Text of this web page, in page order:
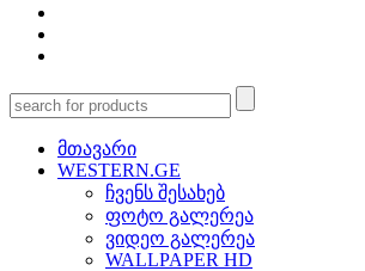
მთავარი
WESTERN.GE
ჩვენს შესახებ
ფოტო გალერეა
ვიდეო გალერეა
WALLPAPER HD